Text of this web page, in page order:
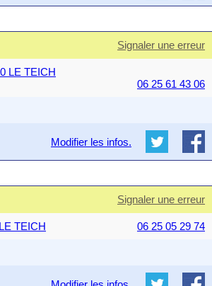
Signaler une erreur
LE TEICH
06 25 61 43 06
Modifier les infos.
Signaler une erreur
TEICH 06 25 05 29 74